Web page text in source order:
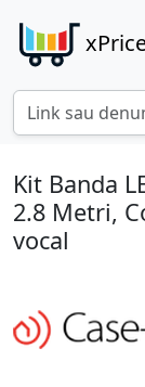
Kit Banda
2.8 Metri,
vocal